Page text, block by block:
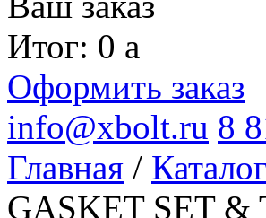
Итог: 0 a
Оформить заказ
info@xbolt.ru 8
Главная / Каталог
GASKET SET &